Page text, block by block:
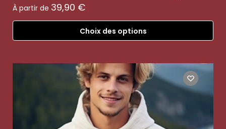
À partir de 39,90 €
Choix des options